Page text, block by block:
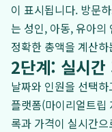
이 표시됩니다. 방문
는 성인, 아동, 유아의
정확한 총액을 계산
2단계: 실시간
날짜와 인원을 선택
플랫폼(마이리얼트
록과 가격이 실시간